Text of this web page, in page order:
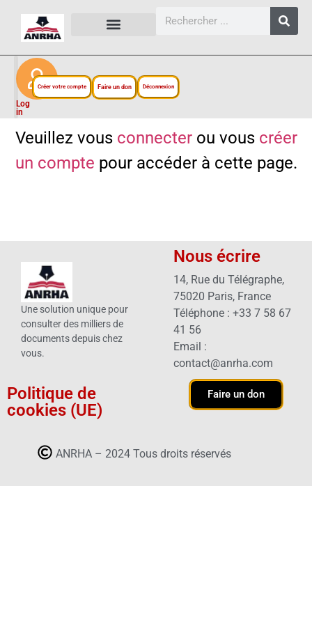
Log
in
Créer votre compte Faire un don Déconnexion
Veuillez vous connecterou vous créer
un compte pour accéder à cette page.
Une solution unique pour
consulter des milliers de
documents depuis chez
vous.
Politique de
cookies (UE)
Nous écrire
14, Rue du Télégraphe,
75020 Paris, France
Téléphone : +33 7 58 67
41 56
Email :
contact@anrha.com
Faire un don
ANRHA – 2024 Tous droits réservés